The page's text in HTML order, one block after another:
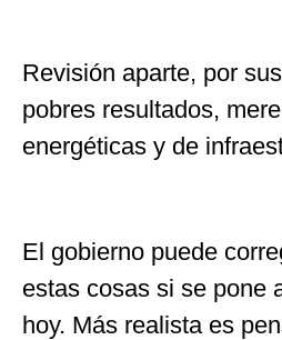
Revisión aparte, por
pobres resultados,
energéticas y de
El gobierno puede
estas cosas si se pone
hoy. Más realista es